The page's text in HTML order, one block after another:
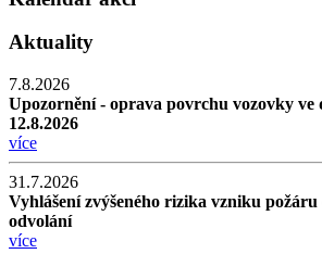
Aktuality
7.8.2026
Upozornění - oprava povrchu vozovky ve
12.8.2026
více
31.7.2026
Vyhlášení zvýšeného rizika vzniku požáru
odvolání
více